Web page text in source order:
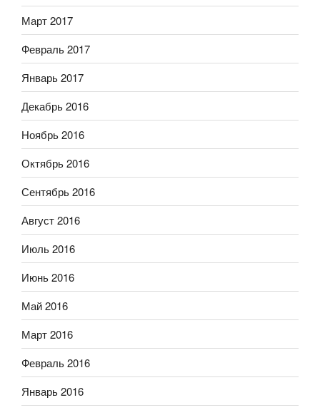
Март 2017
Февраль 2017
Январь 2017
Декабрь 2016
Ноябрь 2016
Октябрь 2016
Сентябрь 2016
Август 2016
Июль 2016
Июнь 2016
Май 2016
Март 2016
Февраль 2016
Январь 2016